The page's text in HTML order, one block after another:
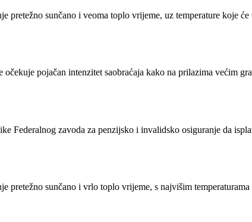
pretežno sunčano i veoma toplo vrijeme, uz temperature koje
očekuje pojačan intenzitet saobraćaja kako na prilazima većim
Federalnog zavoda za penzijsko i invalidsko osiguranje da
pretežno sunčano i vrlo toplo vrijeme, s najvišim